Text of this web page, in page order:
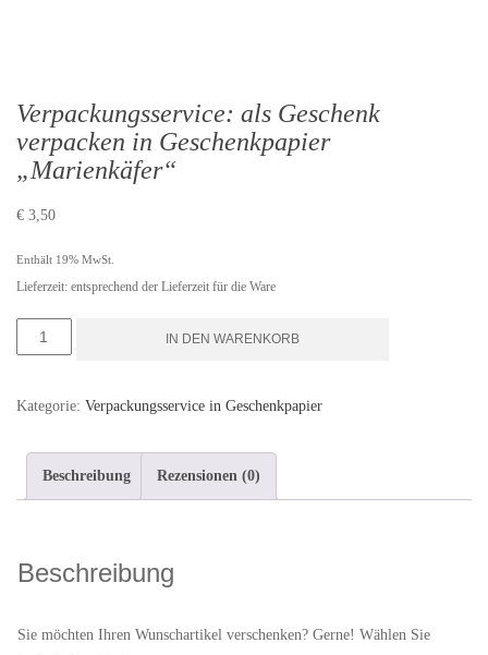
Verpackungsservice: als Geschenk
verpacken in Geschenkpapier
„Marienkäfer“
€ 3,50
Enthält 19% MwSt.
Lieferzeit: entsprechend der Lieferzeit für die Ware
Verpackungsservice:
in
Geschenkpapier
IN DEN WARENKORB
Kategorie: Verpackungsservice in Geschenkpapier
Beschreibung Rezensionen (0)
Beschreibung
Sie möchten Ihren Wunschartikel verschenken? Gerne! Wählen Sie